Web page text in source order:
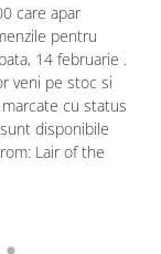
care apar
pentru
14 februarie .
veni pe stoc si
cu status
disponibile
Lair of the